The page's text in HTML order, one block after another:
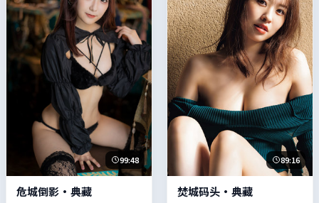
99:48
危城倒影·典藏
89:16
焚城码头·典藏